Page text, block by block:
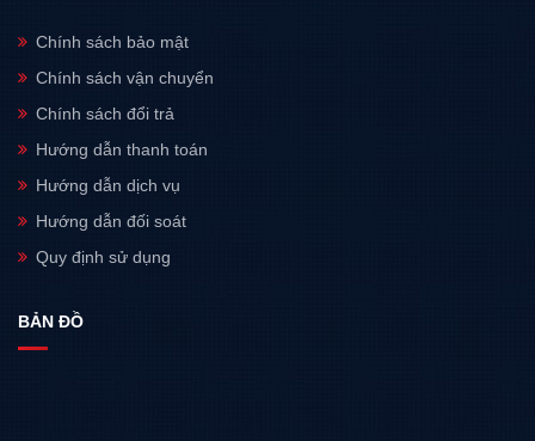
Chính sách bảo mật
Chính sách vận chuyển
Chính sách đổi trả
Hướng dẫn thanh toán
Hướng dẫn dịch vụ
Hướng dẫn đối soát
Quy định sử dụng
BẢN ĐỒ